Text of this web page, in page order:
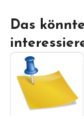
Das